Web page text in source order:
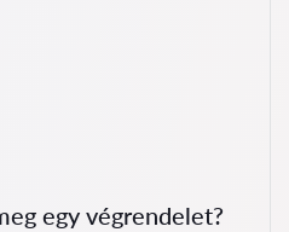
egy végrendelet?